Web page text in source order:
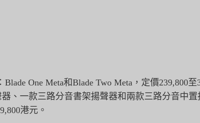
One Meta和Blade Two Meta，定價239,800
、 一款三路分音書架揚聲器和兩款三路分音中置
800港元。